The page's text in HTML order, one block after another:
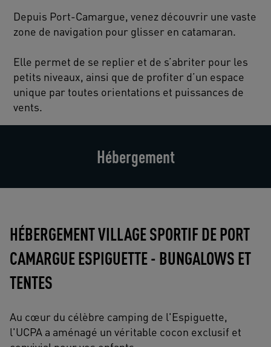
Depuis Port-Camargue, venez découvrir une vaste
zone de navigation pour glisser en catamaran.
Elle permet de se replier et de s’abriter pour les
petits niveaux, ainsi que de profiter d’un espace
unique par toutes orientations et puissances de
vents.
Hébergement
HÉBERGEMENT VILLAGE SPORTIF DE PORT
CAMARGUE ESPIGUETTE - BUNGALOWS ET
TENTES
Au cœur du célèbre camping de l'Espiguette,
l'UCPA a aménagé un véritable cocon exclusif et